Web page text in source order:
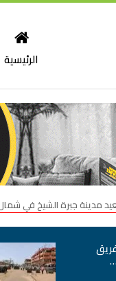
الرئيسية
مدينة جبرة الشيخ في